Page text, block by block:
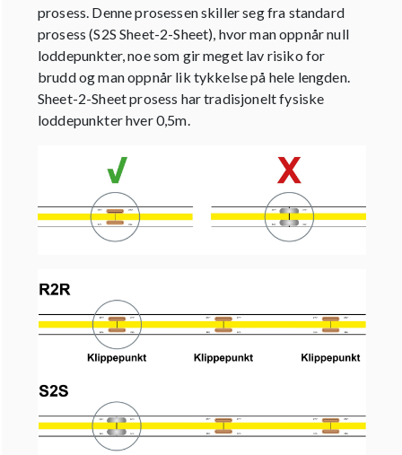
prosess. Denne prosessen skiller seg fra standard
prosess (S2S Sheet-2-Sheet), hvor man oppnår null
loddepunkter, noe som gir meget lav risiko for
brudd og man oppnår lik tykkelse på hele lengden.
Sheet-2-Sheet prosess har tradisjonelt fysiske
loddepunkter hver 0,5m.